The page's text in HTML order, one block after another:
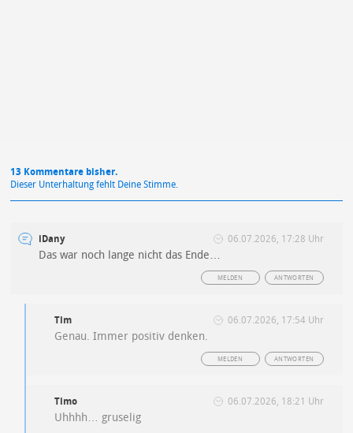
13 Kommentare bisher.
Dieser Unterhaltung fehlt Deine Stimme.
iDany 06.07.2026, 17:28 Uhr
Das war noch lange nicht das Ende…
ANTWORTEN
MELDEN
Tim 06.07.2026, 17:54 Uhr
Genau. Immer positiv denken.
ANTWORTEN
MELDEN
Timo 06.07.2026, 18:21 Uhr
Uhhhh… gruselig